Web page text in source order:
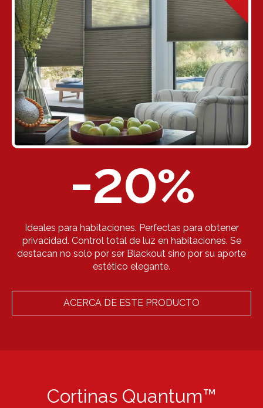
-20%
Ideales para habitaciones. Perfectas para obtener
privacidad. Control total de luz en habitaciones. Se
destacan no solo por ser Blackout sino por su aporte
estético elegante.
ACERCA DE ESTE PRODUCTO
Cortinas Quantum™